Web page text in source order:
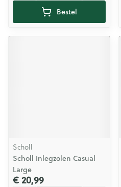
Bestel
Scholl
Scholl Inlegzolen Casual
Large
€ 20,99